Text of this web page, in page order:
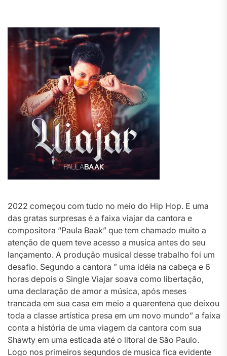
2022 começou com tudo no meio do Hip Hop. E uma
das gratas surpresas é a faixa viajar da cantora e
compositora “Paula Baak” que tem chamado muito a
atenção de quem teve acesso a musica antes do seu
lançamento. A produção musical desse trabalho foi um
desafio. Segundo a cantora ” uma idéia na cabeça e 6
horas depois o Single Viajar soava como libertação,
uma declaração de amor a música, após meses
trancada em sua casa em meio a quarentena que deixou
toda a classe artística presa em um novo mundo” a faixa
conta a história de uma viagem da cantora com sua
Shawty em uma esticada até o litoral de São Paulo.
Logo nos primeiros segundos de musica fica evidente